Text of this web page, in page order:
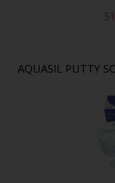
AQUASIL PUTTY